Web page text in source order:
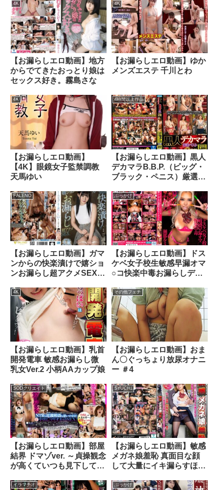
4K
【お漏らしエロ動画】地方
からでてきたおっとり娘は
セックス好き。霧島さな
4K
【お漏らしエロ動画】ゆか
メンズエステ 千川とわ
4K
【お漏らしエロ動画】
【4K】眼鏡女子監禁調教
天馬ゆい
4時間以上作品
【お漏らしエロ動画】黒人
デカマラB.B.P.（ビッグ・
ブラック・ペニス）厳選ベ
FALENO
【お漏らしエロ動画】ガマ
ンからの快楽漬けで嬉ショ
ンお漏らし超アクメSEX
ぶっかけ
【お漏らしエロ動画】ドス
ケベ女子校生敏感早漏オマ
○コ快楽中毒お漏らしデカ
那ルミナ
4K
【お漏らしエロ動画】乳首
開発電車 敏感お漏らし微
乳女Ver.2 小柄AAカップ娘
その他フェチ
【お漏らしエロ動画】おま
ん〇ぐっちょり放尿オナニ
ー ＃4
SODクリエイト
【お漏らしエロ動画】部屋
結界 ドマゾver. ～貞操観念
が高くていつも見下してい
思い通り イヒ！～ 藤森里
SYUCHI
【お漏らしエロ動画】敏感
メガネ娘羞恥 真面目な顔
して大量にイキ漏らすほど
イラマチオ ぶっかけ